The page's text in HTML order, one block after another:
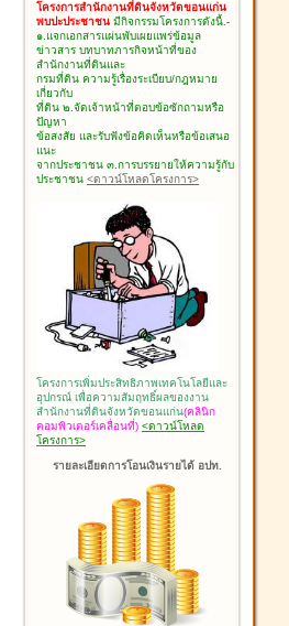
โครงการสำนักงานที่ดินจังหวัดขอนแก่น
พบปะประชาชน มีกิจกรรมโครงการดังนี้.-
๑.แจกเอกสารแผ่นพับเผยแพร่ข้อมูล
ข่าวสาร บทบาทภารกิจหน้าที่ของ
สำนักงานที่ดินและ
กรมที่ดิน ความรู้เรื่องระเบียบ/กฎหมาย
เกี่ยวกับ
ที่ดิน ๒.จัดเจ้าหน้าที่ตอบข้อซักถามหรือ
ปัญหา
ข้อสงสัย และรับฟังข้อคิดเห็นหรือข้อเสนอ
แนะ
จากประชาชน ๓.การบรรยายให้ความรู้กับ
ประชาชน <ดาวน์โหลดโครงการ>
โครงการเพิ่มประสิทธิภาพเทคโนโลยีและ
อุปกรณ์ เพื่อความสัมฤทธิ์ผลของงาน
สำนักงานที่ดินจังหวัดขอนแก่น(คลินิก
คอมพิวเตอร์เคลื่อนที่) <ดาวน์โหลด
โครงการ>
รายละเอียดการโอนเงินรายได้ อปท.